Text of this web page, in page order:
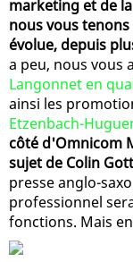
marketing et de
nous vous
évolue, depuis
a peu, nous vous
Langonnet en
ainsi les
Etzenbach-
côté d'Omnicom
sujet de Colin
presse anglo-
professionnel
fonctions. Mais